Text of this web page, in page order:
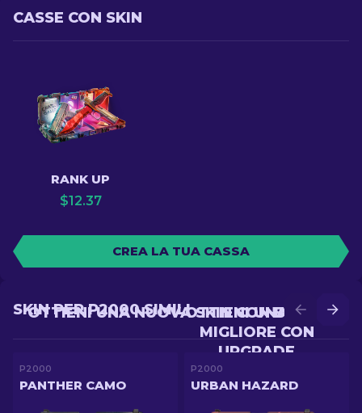
CASSE CON SKIN
RANK UP
$12.37
CREA LA TUA CASSA
OTTIENI UNA SKIN
MIGLIORE CON
UPGRADE
OTTIENI UNA NUOVA SKIN CON BATTLE
SKIN PER P2000 SIMILI
P2000
PANTHER CAMO
P2000
URBAN HAZARD